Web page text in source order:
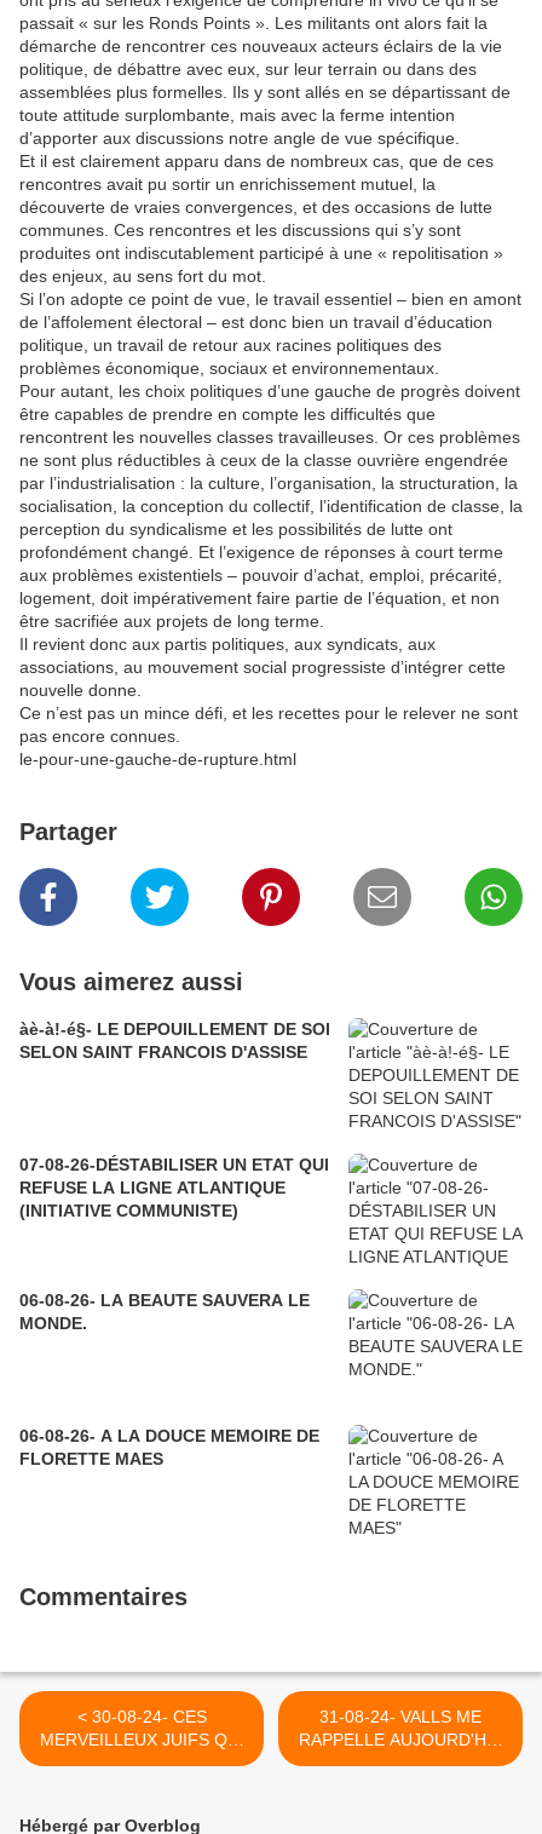
passait « sur les Ronds Points ». Les militants ont alors fait la
démarche de rencontrer ces nouveaux acteurs éclairs de la vie
politique, de débattre avec eux, sur leur terrain ou dans des
assemblées plus formelles. Ils y sont allés en se départissant de
toute attitude surplombante, mais avec la ferme intention
d’apporter aux discussions notre angle de vue spécifique.
Et il est clairement apparu dans de nombreux cas, que de ces
rencontres avait pu sortir un enrichissement mutuel, la
découverte de vraies convergences, et des occasions de lutte
communes. Ces rencontres et les discussions qui s’y sont
produites ont indiscutablement participé à une « repolitisation »
des enjeux, au sens fort du mot.
Si l’on adopte ce point de vue, le travail essentiel – bien en amont
de l’affolement électoral – est donc bien un travail d’éducation
politique, un travail de retour aux racines politiques des
problèmes économique, sociaux et environnementaux.
Pour autant, les choix politiques d’une gauche de progrès doivent
être capables de prendre en compte les difficultés que
rencontrent les nouvelles classes travailleuses. Or ces problèmes
ne sont plus réductibles à ceux de la classe ouvrière engendrée
par l’industrialisation : la culture, l’organisation, la structuration, la
socialisation, la conception du collectif, l’identification de classe, la
perception du syndicalisme et les possibilités de lutte ont
profondément changé. Et l’exigence de réponses à court terme
aux problèmes existentiels – pouvoir d’achat, emploi, précarité,
logement, doit impérativement faire partie de l’équation, et non
être sacrifiée aux projets de long terme.
Il revient donc aux partis politiques, aux syndicats, aux
associations, au mouvement social progressiste d’intégrer cette
nouvelle donne.
Ce n’est pas un mince défi, et les recettes pour le relever ne sont
pas encore connues.
le-pour-une-gauche-de-rupture.html
Partager
Vous aimerez aussi
àè-à!-é§- LE DEPOUILLEMENT DE SOI
SELON SAINT FRANCOIS D'ASSISE
07-08-26-DÉSTABILISER UN ETAT QUI
REFUSE LA LIGNE ATLANTIQUE
(INITIATIVE COMMUNISTE)
06-08-26- LA BEAUTE SAUVERA LE
MONDE.
06-08-26- A LA DOUCE MEMOIRE DE
FLORETTE MAES
Commentaires
< 30-08-24- CES
MERVEILLEUX JUIFS QUI
SOUTIENNENT LA
31-08-24- VALLS ME
RAPPELLE AUJOURD'HUI
LUI AUSSI UN PIRE QUE
Hébergé par Overblog